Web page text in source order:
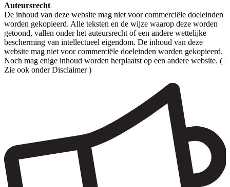
Auteursrecht
De inhoud van deze website mag niet voor commerciële doeleinden
worden gekopieerd. Alle teksten en de wijze waarop deze worden
getoond, vallen onder het auteursrecht of een andere wettelijke
bescherming van intellectueel eigendom. De inhoud van deze
website mag niet voor commerciële doeleinden worden gekopieerd.
Noch mag enige inhoud worden herplaatst op een andere website. (
Zie ook onder Disclaimer )